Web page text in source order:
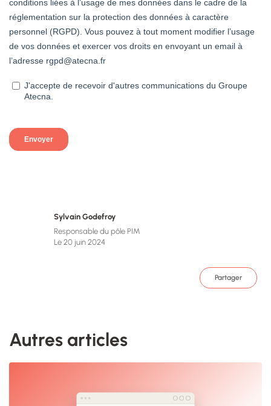
Sylvain Godefroy
Responsable du pôle PIM
Le 20 juin 2024
Partager
Autres articles